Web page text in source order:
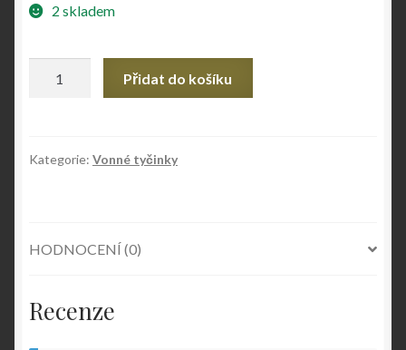
2 skladem
množství
Přidat do košíku
Kategorie: Vonné tyčinky
HODNOCENÍ (0)
Recenze